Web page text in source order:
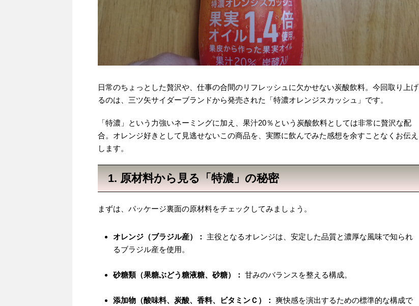
日常のちょっとした贅沢や、仕事の合間のリフレッシュに欠かせない炭酸飲料。今回取り上げ
るのは、三ツ矢サイダーブランドから発売された「特濃オレンジスカッシュ」です。
「特濃」という力強いネーミングに加え、果汁20％という炭酸飲料としては非常に贅沢な配
合。オレンジ好きとして見逃せないこの商品を、実際に飲んでみた感想を余すことなくお伝え
します。
1. 原材料から見る「特濃」の秘密
まずは、パッケージ裏面の原材料をチェックしてみましょう。
オレンジ（ブラジル産）：
主役となるオレンジは、安定した品質と濃厚な風味で知られ
るブラジル産を使用。
砂糖類（果糖ぶどう糖液糖、砂糖）： 甘みのバランスを整える構成。
添加物（酸味料、炭酸、香料、ビタミンＣ）： 爽快感を演出するための標準的な構成で